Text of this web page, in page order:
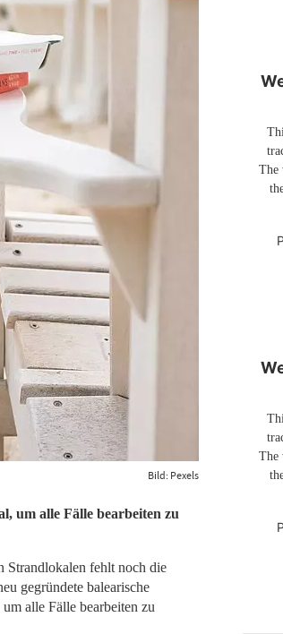
Bild: Pexels
um alle Fälle bearbeiten zu
Strandlokalen fehlt noch die
gegründete balearische
alle Fälle bearbeiten zu
The
The